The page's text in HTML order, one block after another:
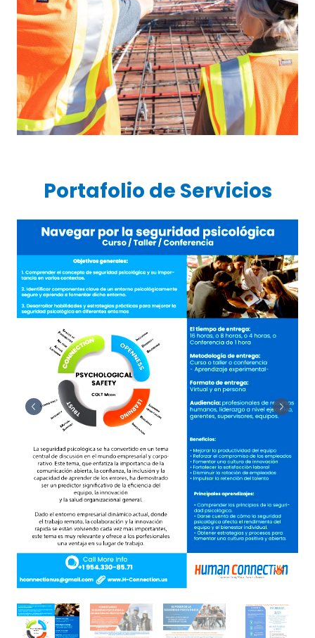
Portafolio de Servicios